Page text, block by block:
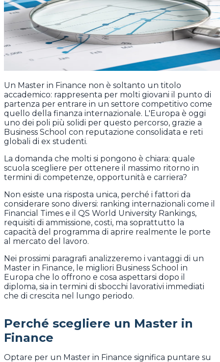
Un Master in Finance non è soltanto un titolo
accademico: rappresenta per molti giovani il punto di
partenza per entrare in un settore competitivo come
quello della finanza internazionale. L'Europa è oggi
uno dei poli più solidi per questo percorso, grazie a
Business School con reputazione consolidata e reti
globali di ex studenti.
La domanda che molti si pongono è chiara: quale
scuola scegliere per ottenere il massimo ritorno in
termini di competenze, opportunità e carriera?
Non esiste una risposta unica, perché i fattori da
considerare sono diversi: ranking internazionali come il
Financial Times e il QS World University Rankings,
requisiti di ammissione, costi, ma soprattutto la
capacità del programma di aprire realmente le porte
al mercato del lavoro.
Nei prossimi paragrafi analizzeremo i vantaggi di un
Master in Finance, le migliori Business School in
Europa che lo offrono e cosa aspettarsi dopo il
diploma, sia in termini di sbocchi lavorativi immediati
che di crescita nel lungo periodo.
Perché scegliere un Master in
Finance
Optare per un Master in Finance significa puntare su